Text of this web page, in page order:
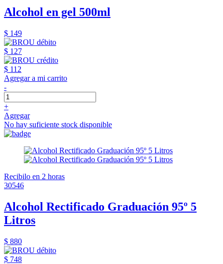
Alcohol en gel 500ml
$ 149
$ 127
$ 112
Agregar a mi carrito
-
+
Agregar
No hay suficiente stock disponible
Recibilo en 2 horas
30546
Alcohol Rectificado Graduación 95º 5
Litros
$ 880
$ 748